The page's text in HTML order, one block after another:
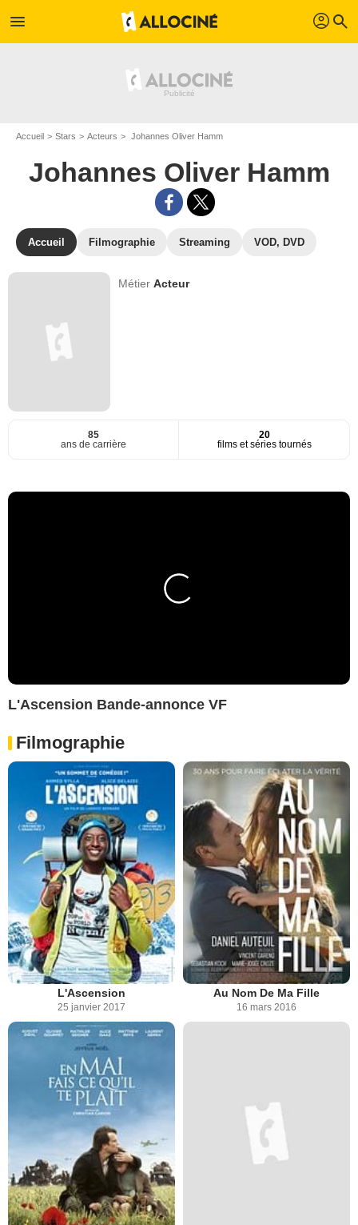
menu profil search
Accueil Stars Acteurs Johannes Oliver Hamm
Johannes Oliver Hamm
Accueil Filmographie Streaming VOD, DVD
MétierActeur
85
ans de carrière
20
films et séries tournés
L'Ascension Bande-annonce VF
Filmographie
L'Ascension
25 janvier 2017
Au Nom De Ma Fille
16 mars 2016